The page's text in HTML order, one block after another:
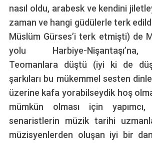
nasıl oldu, arabesk ve kendini
zaman ve hangi güdülerle terk
Müslüm Gürses’i terk etmişti) de
yolu Harbiye-Nişantaşı’na,
Teomanlara düştü (iyi ki de
şarkıları bu mükemmel sesten
üzerine kafa yorabilseydik hoş
mümkün olması için
senaristlerin müzik tarihi
müzisyenlerden oluşan iyi bir